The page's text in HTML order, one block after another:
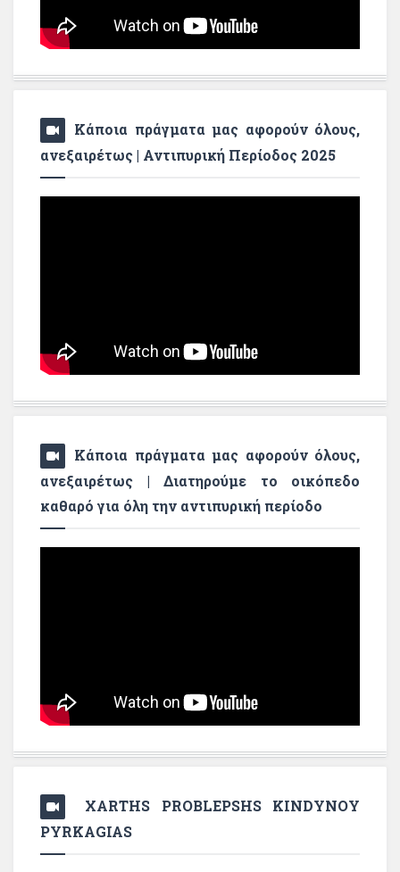
Κάποια πράγματα μας αφορούν όλους,
ανεξαιρέτως | Αντιπυρική Περίοδος 2025
Κάποια πράγματα μας αφορούν όλους,
ανεξαιρέτως | Διατηρούμε το οικόπεδο
καθαρό για όλη την αντιπυρική περίοδο
XARTHS PROBLEPSHS KINDYNOY
PYRKAGIAS